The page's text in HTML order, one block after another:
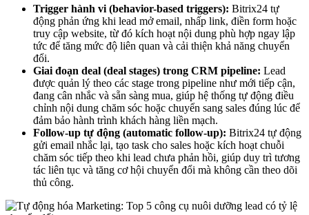
Trigger hành vi (behavior-based triggers): Bitrix24 tự
động phản ứng khi lead mở email, nhấp link, điền form hoặc
truy cập website, từ đó kích hoạt nội dung phù hợp ngay lập
tức để tăng mức độ liên quan và cải thiện khả năng chuyển
đổi.
Giai đoạn deal (deal stages) trong CRM pipeline: Lead
được quản lý theo các stage trong pipeline như mới tiếp cận,
đang cân nhắc và sẵn sàng mua, giúp hệ thống tự động điều
chỉnh nội dung chăm sóc hoặc chuyển sang sales đúng lúc để
đảm bảo hành trình khách hàng liền mạch.
Follow-up tự động (automatic follow-up): Bitrix24 tự động
gửi email nhắc lại, tạo task cho sales hoặc kích hoạt chuỗi
chăm sóc tiếp theo khi lead chưa phản hồi, giúp duy trì tương
tác liên tục và tăng cơ hội chuyển đổi mà không cần theo dõi
thủ công.